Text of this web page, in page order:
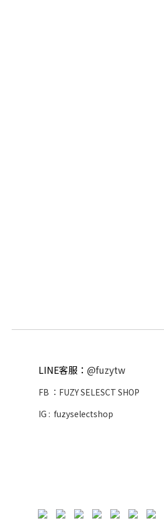
LINE客服： @fuzytw
FB ： FUZY SELESCT SHOP
IG : fuzyselectshop